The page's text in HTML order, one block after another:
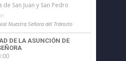
San Juan y San Pedro
Nuestra Señora del Tránsito
DE LA ASUNCIÓN DE